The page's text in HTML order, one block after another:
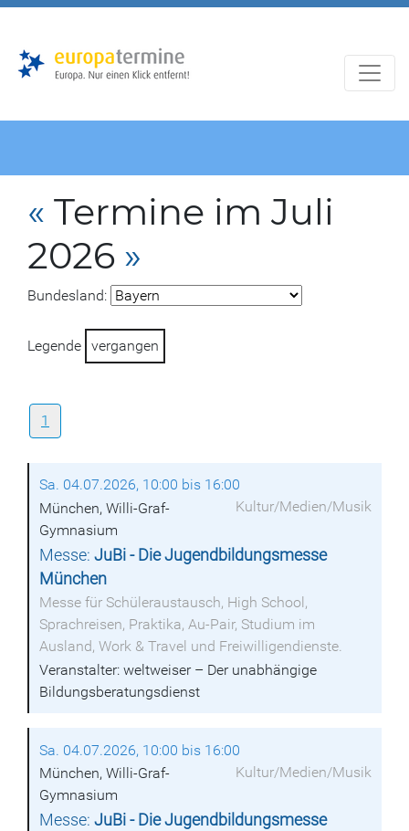
« Termine im Juli
2026 »
Bundesland:
Legende vergangen
1
Sa. 04.07.2026, 10:00 bis 16:00
Kultur/Medien/Musik
München, Willi-Graf-
Gymnasium
Messe:JuBi - Die Jugendbildungsmesse
München
Messe für Schüleraustausch, High School,
Sprachreisen, Praktika, Au-Pair, Studium im
Ausland, Work & Travel und Freiwilligendienste.
Veranstalter: weltweiser – Der unabhängige
Bildungsberatungsdienst
Sa. 04.07.2026, 10:00 bis 16:00
Kultur/Medien/Musik
München, Willi-Graf-
Gymnasium
Messe:JuBi - Die Jugendbildungsmesse